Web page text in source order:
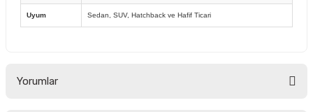
Uyum Sedan, SUV, Hatchback ve Hafif Ticari
Yorumlar